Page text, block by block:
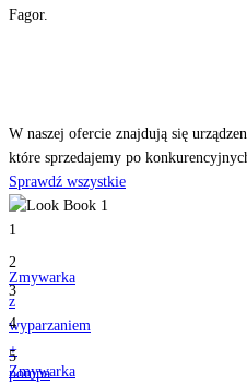
Fagor.
W naszej ofercie znajdują się
które sprzedajemy po
Sprawdź wszystkie
1
Zmywarka
z
wyparzaniem
+
pompa
2
3
4
Zmywarka
5